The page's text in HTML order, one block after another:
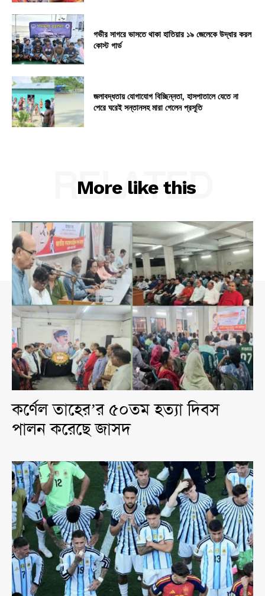
গভীর সাগরে ভাসতে থাকা হাতিয়ার ১৯ জেলেকে উদ্ধার করল
কোস্ট গার্ড
জলাবদ্ধতায় যোগাযোগ বিচ্ছিন্নতা, হাসপাতালে যেতে না
পেরে ঘরেই সন্তানসহ মারা গেলেন প্রসূতি
More like this
RELATED
কর্ণেল তাহের’র ৫০তম হত্যা দিবস
পালন করেছে জাসদ